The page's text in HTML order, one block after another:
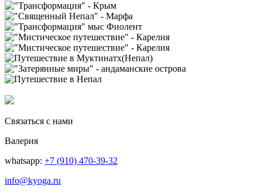
Связаться с нами
Валерия
whatsapp: +7 (910) 470-39-32
info@kyoga.ru